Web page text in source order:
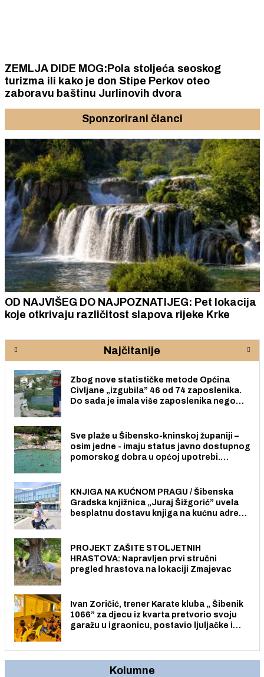
ZEMLJA DIDE MOG:Pola stoljeća seoskog
turizma ili kako je don Stipe Perkov oteo
zaboravu baštinu Jurlinovih dvora
Sponzorirani članci
OD NAJVIŠEG DO NAJPOZNATIJEG: Pet lokacija
koje otkrivaju različitost slapova rijeke Krke
Najčitanije
Zbog nove statističke metode Općina
Civljane „izgubila” 46 od 74 zaposlenika.
Do sada je imala više zaposlenika nego
Sve plaže u Šibensko-kninskoj županiji –
osim jedne - imaju status javno dostupnog
pomorskog dobra u općoj upotrebi.
KNJIGA NA KUĆNOM PRAGU / Šibenska
Gradska knjižnica „Juraj Šižgorić” uvela
besplatnu dostavu knjiga na kućnu adresu
PROJEKT ZAŠITE STOLJETNIH
HRASTOVA: Napravljen prvi stručni
pregled hrastova na lokaciji Zmajevac
Ivan Zoričić, trener Karate kluba „ Šibenik
1066” za djecu iz kvarta pretvorio svoju
garažu u igraonicu, postavio ljuljačke i
Kolumne